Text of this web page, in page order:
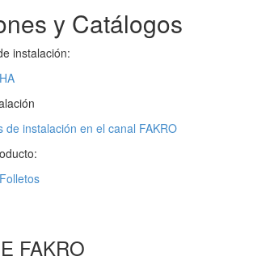
y Catálogos
instalación:
de instalación en el canal FAKRO
FAKRO